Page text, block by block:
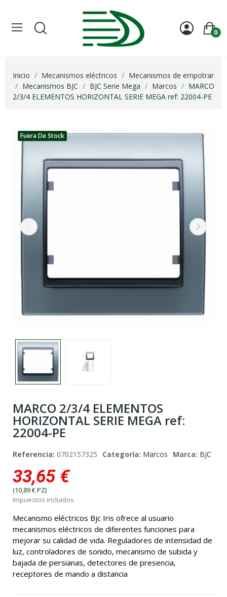
0
Inicio Mecanismos eléctricos
Mecanismos de empotrar
Mecanismos BJC
BJC Serie Mega Marcos
MARCO
2/3/4 ELEMENTOS HORIZONTAL SERIE MEGA ref: 22004-PE
Fuera De Stock
MARCO 2/3/4 ELEMENTOS
HORIZONTAL SERIE MEGA ref:
22004-PE
Referencia: 0702157325 Categoría: Marcos Marca: BJC
33,65 €
(10,89 € PZ)
Impuestos incluidos
Mecanismo eléctricos Bjc Iris ofrece al usuario
mecanismos eléctricos de diferentes funciones para
mejorar su calidad de vida. Reguladores de intensidad de
luz, controladores de sonido, mecanismo de subida y
bajada de persianas, detectores de presencia,
receptores de mando a distancia